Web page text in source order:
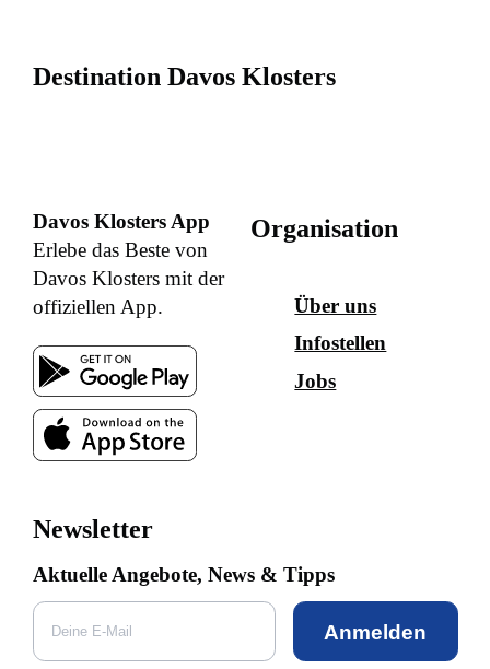
Destination Davos Klosters
Davos Klosters App
Erlebe das Beste von
Davos Klosters mit der
offiziellen App.
Organisation
Über uns
Infostellen
Jobs
Newsletter
Aktuelle Angebote, News & Tipps
Anmelden